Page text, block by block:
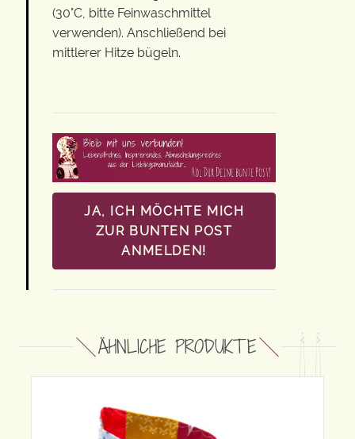
(30°C, bitte Feinwaschmittel
verwenden). Anschließend bei
mittlerer Hitze bügeln.
JA, ICH MÖCHTE MICH
ZUR BUNTEN POST
ANMELDEN!
ÄHNLICHE PRODUKTE